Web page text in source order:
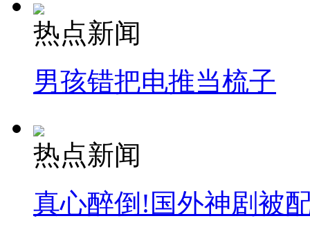
热点新闻
男孩错把电推当梳子
热点新闻
真心醉倒!国外神剧被